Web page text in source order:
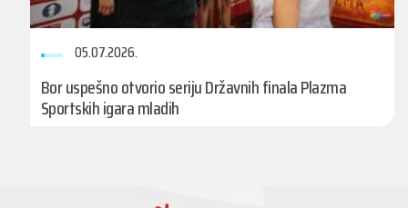
05.07.2026.
Bor uspešno otvorio seriju Državnih finala Plazma
Sportskih igara mladih